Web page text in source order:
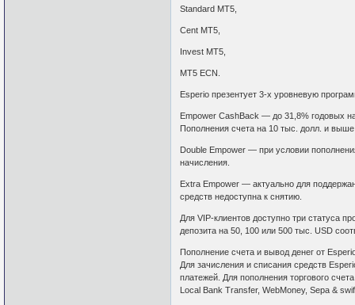
Standard MT5,
Cent MT5,
Invest MT5,
MT5 ECN.
Esperio презентует 3-х уровневую
Empower CashBack — до 31,8% годовых
Пополнения счета на 10 тыс. долл. и
Double Empower — при условии
начисления.
Extra Empower — актуально для
средств недоступна к снятию.
Для VIP-клиентов доступно три статуса
депозита на 50, 100 или 500 тыс. USD
Пополнение счета и вывод денег от
Для зачисления и списания средств
платежей. Для пополнения торгового
Local Bank Transfer, WebMoney, Sepa &